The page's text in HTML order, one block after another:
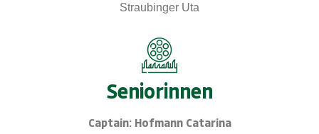
Straubinger Uta
Seniorinnen
Captain: Hofmann Catarina